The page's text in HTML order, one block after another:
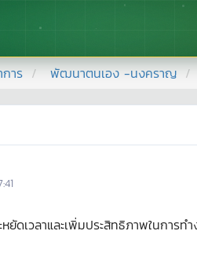
าร พัฒนาตนเอง -นงคราญ
เวลาและเพิ่มประสิทธิภาพในการท